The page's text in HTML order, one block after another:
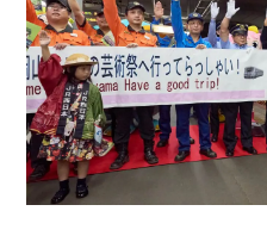
お
地域の
JR PREMIUM
JR西日本グルー